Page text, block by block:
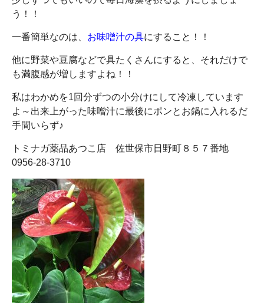
う！！
一番簡単なのは、 お味噌汁の具にすること！！
他に野菜や豆腐などで具たくさんにすると、それだけで
も満腹感が増しますよね！！
私はわかめを1回分ずつの小分けにして冷凍しています
よ～出来上がった味噌汁に最後にポンとお鍋に入れるだ
手間いらず♪
トミナガ薬品あつこ店 佐世保市日野町８５７番地
0956-28-3710